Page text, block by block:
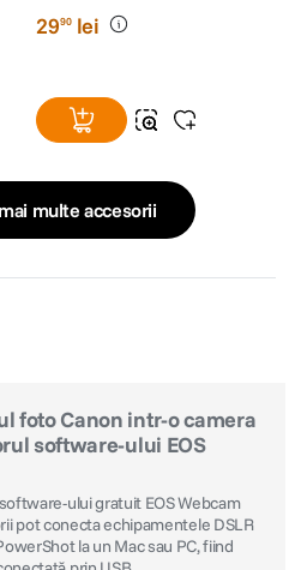
2990 lei
multe accesorii
foto Canon intr-o camera
software-ului EOS
ului gratuit EOS Webcam
pot conecta echipamentele DSLR
la un Mac sau PC, fiind